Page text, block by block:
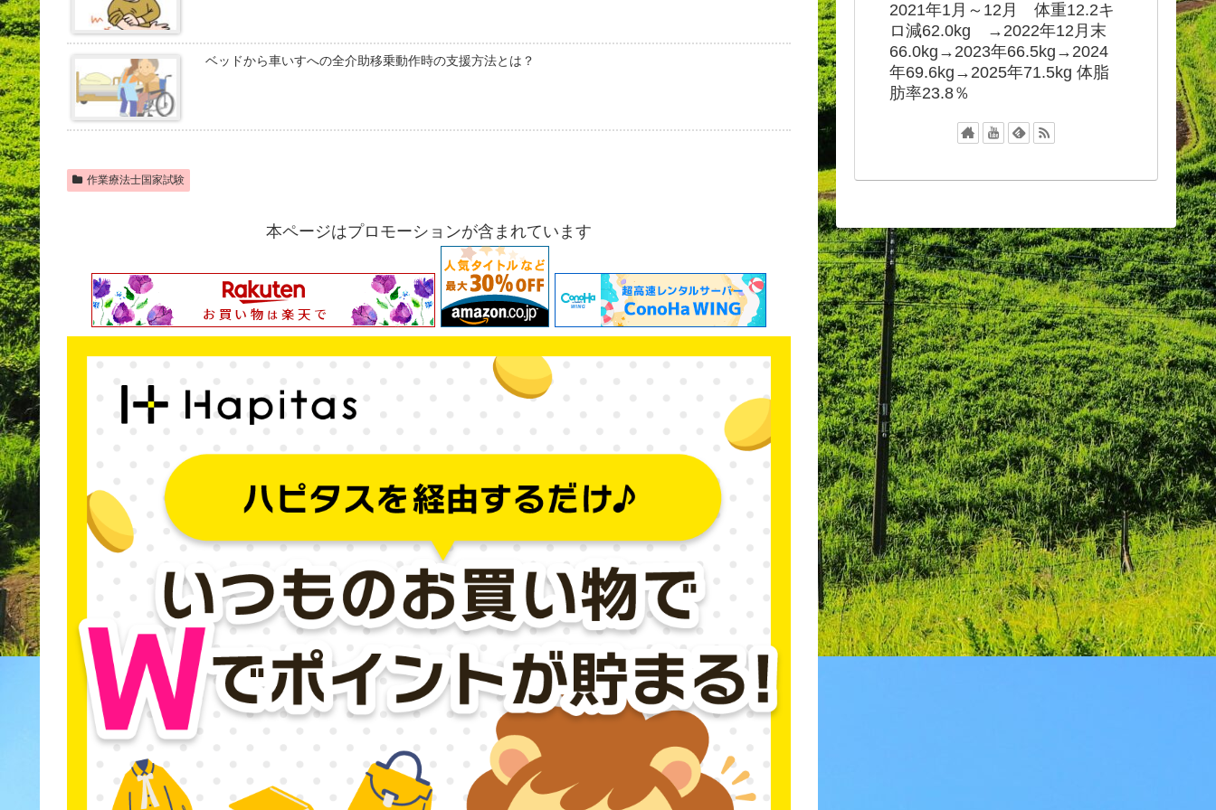
ベッドから車いすへの全介助移乗動作時の支援方法とは？
作業療法士国家試験
本ページはプロモーションが含まれています
2021年1月～12月 体重12.2キ
ロ減62.0kg →2022年12月末
66.0kg→2023年66.5kg→2024
年69.6kg→2025年71.5kg 体脂
肪率23.8％